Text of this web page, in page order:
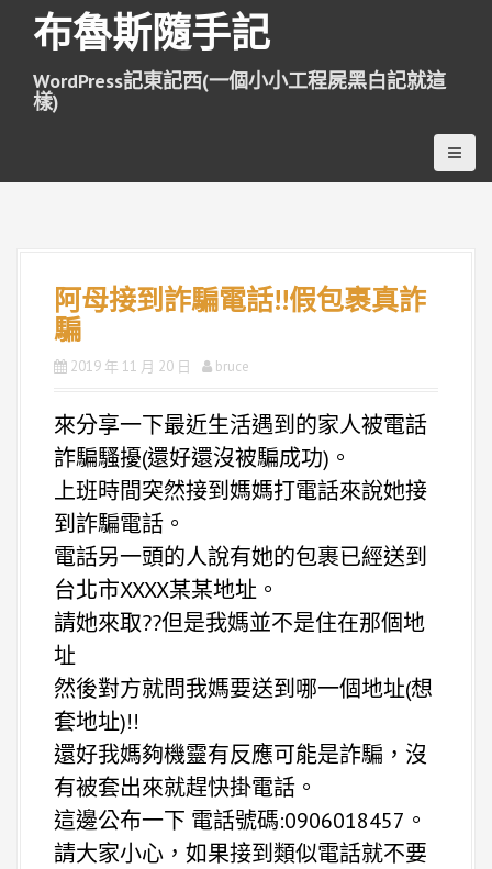
布魯斯隨手記
WordPress記東記西(一個小小工程屍黑白記就這
樣)
阿母接到詐騙電話!!假包裹真詐
騙
2019 年 11 月 20 日 bruce
來分享一下最近生活遇到的家人被電話
詐騙騷擾(還好還沒被騙成功)。
上班時間突然接到媽媽打電話來說她接
到詐騙電話。
電話另一頭的人說有她的包裹已經送到
台北市XXXX某某地址。
請她來取??但是我媽並不是住在那個地
址
然後對方就問我媽要送到哪一個地址(想
套地址)!!
還好我媽夠機靈有反應可能是詐騙，沒
有被套出來就趕快掛電話。
這邊公布一下 電話號碼:0906018457。
請大家小心，如果接到類似電話就不要